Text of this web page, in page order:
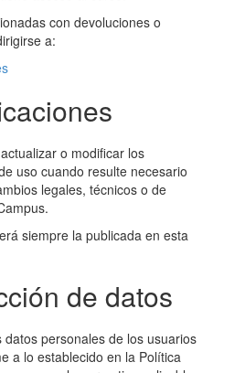
con devoluciones o
a:
o modificar los
uso cuando resulte necesario
legales, técnicos o de
siempre la publicada en esta
de datos
datos personales de los usuarios
a lo establecido en la Política